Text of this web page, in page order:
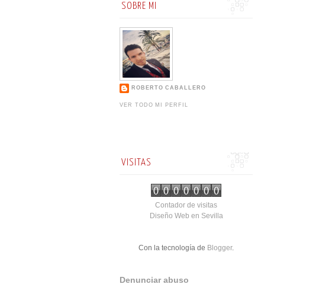
SOBRE MI
ROBERTO CABALLERO
VER TODO MI PERFIL
VISITAS
Contador de visitas
Diseño Web en Sevilla
Con la tecnología de Blogger.
Denunciar abuso